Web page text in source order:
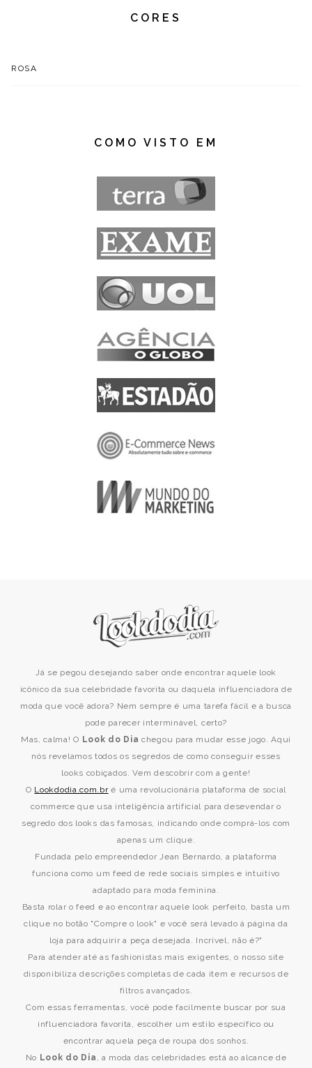
CORES
ROSA
COMO VISTO EM
Já se pegou desejando saber onde encontrar aquele look
icônico da sua celebridade favorita ou daquela influenciadora de
moda que você adora? Nem sempre é uma tarefa fácil e a busca
pode parecer interminável, certo?
Mas, calma! O Look do Dia chegou para mudar esse jogo. Aqui
nós revelamos todos os segredos de como conseguir esses
looks cobiçados. Vem descobrir com a gente!
O Lookdodia.com.bré uma revolucionária plataforma de social
commerce que usa inteligência artificial para desevendar o
segredo dos looks das famosas, indicando onde comprá-los com
apenas um clique.
Fundada pelo empreendedor Jean Bernardo, a plataforma
funciona como um feed de rede sociais simples e intuitivo
adaptado para moda feminina.
Basta rolar o feed e ao encontrar aquele look perfeito, basta um
clique no botão "Compre o look" e você será levado à página da
loja para adquirir a peça desejada. Incrível, não é?"
Para atender até as fashionistas mais exigentes, o nosso site
disponibiliza descrições completas de cada item e recursos de
filtros avançados.
Com essas ferramentas, você pode facilmente buscar por sua
influenciadora favorita, escolher um estilo específico ou
encontrar aquela peça de roupa dos sonhos.
No Look do Dia , a moda das celebridades está ao alcance de